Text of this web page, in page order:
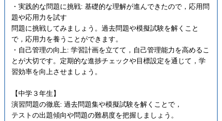
・実践的な問題に挑戦: 基礎的な理解が進んできたので，応用問
題や応用力を試す
問題に挑戦してみましょう。過去問題や模擬試験を解くこと
で，応用力を養うことができます。
・自己管理の向上: 学習計画を立てて，自己管理能力を高めるこ
とが大切です。定期的な進捗チェックや目標設定を通じて，学
習効率を向上させましょう。
【中学３年生】
演習問題の徹底: 過去問題集や模擬試験を解くことで，
テストの出題傾向や問題の難易度を把握しましょう。